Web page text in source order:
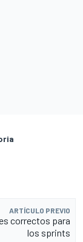
ARTÍCULO PREVIO
correctos para
los sprints